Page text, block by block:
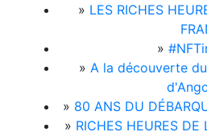
» LES RICHES
»
» A la découverte
» 80 ANS DU
» RICHES HEURES DE